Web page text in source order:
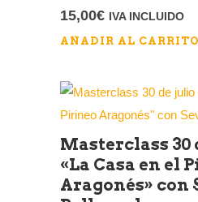
15,00€ IVA INCLUIDO
AÑADIR AL CARRITO
Masterclass 30
«La Casa en el
Aragonés» con